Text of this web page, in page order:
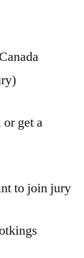
get a
to join jury